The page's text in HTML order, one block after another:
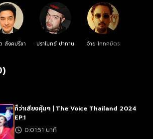
สังคปรีชา ปราโมทย์ ปาทาน จ๋าย ไททศมิตร
ก็ว่าเสียงคุ้นๆ | The Voice Thailand 2024
EP.1
0:01:51 นาที